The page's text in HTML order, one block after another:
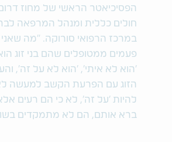
הפסיכיאטר הראשי של מחוז
חולים כללית ומנהל המרפאה
במרכז הרפואי סורוקה. "מה
פעמים ממטופלים שהם בני זוג
'הוא לא איתי', 'הוא לא על זה',
הזוג עם הפרעת הקשב למעשה לא
להיות 'על זה', לא כי הם רעים
ברא אותם, הם לא מתמקדים